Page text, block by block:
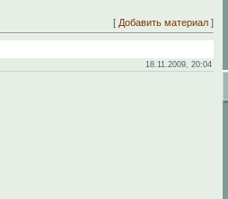
[ Добавить материал ]
18.11.2009, 20:04